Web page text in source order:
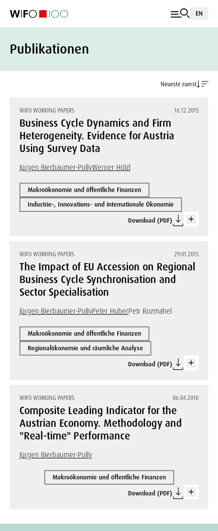
EN
Publikationen
Neueste zuerst
WIFO WORKING PAPERS 16.12.2015
Business Cycle Dynamics and Firm
Heterogeneity. Evidence for Austria
Using Survey Data
Jürgen Bierbaumer-PollyWerner Hölzl
Makroökonomie und öffentliche Finanzen
Industrie-, Innovations- und internationale Ökonomie
Download (PDF)
WIFO WORKING PAPERS 29.01.2015
The Impact of EU Accession on Regional
Business Cycle Synchronisation and
Sector Specialisation
Jürgen Bierbaumer-PollyPeter HuberPetr Rozmahel
Makroökonomie und öffentliche Finanzen
Regionalökonomie und räumliche Analyse
Download (PDF)
WIFO WORKING PAPERS 06.04.2010
Composite Leading Indicator for the
Austrian Economy. Methodology and
"Real-time" Performance
Jürgen Bierbaumer-Polly
Makroökonomie und öffentliche Finanzen
Download (PDF)